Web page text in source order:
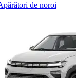
de noroi